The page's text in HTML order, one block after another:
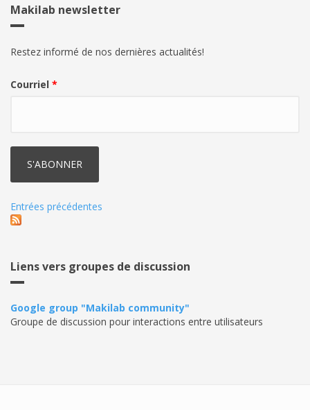
Makilab newsletter
Restez informé de nos dernières actualités!
Courriel *
Entrées précédentes
Liens vers groupes de discussion
Google group "Makilab community"
Groupe de discussion pour interactions entre utilisateurs